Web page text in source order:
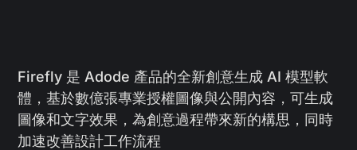
Firefly 是 Adode 產品的全新創意生成 AI 模型軟
體，基於數億張專業授權圖像與公開內容，可生成
圖像和文字效果，為創意過程帶來新的構思，同時
加速改善設計工作流程